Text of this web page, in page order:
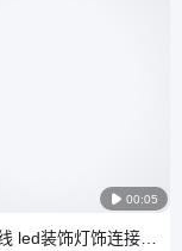
 00:05
led装饰灯饰连接线